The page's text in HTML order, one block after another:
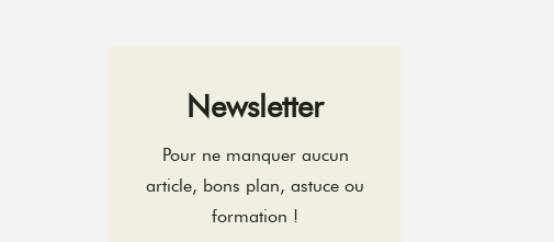
Newsletter
Pour ne manquer aucun
article, bons plan, astuce ou
formation !